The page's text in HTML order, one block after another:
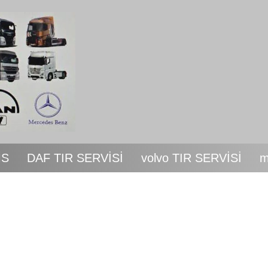
DAF TIR SERVİSİ volvo TIR SERVİSİ